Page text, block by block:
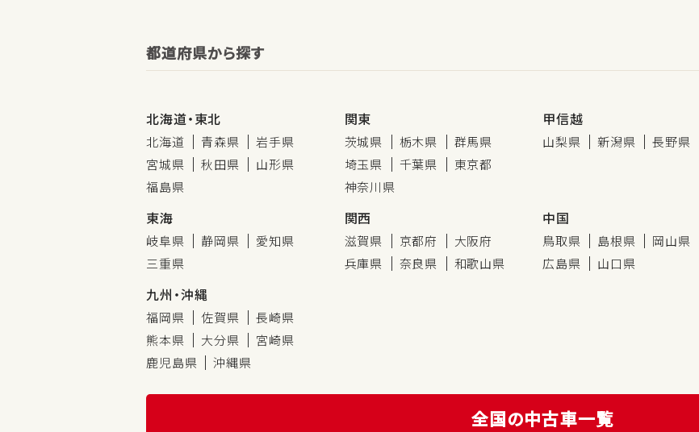
都道府県から探す
北海道・東北
北海道 青森県
岩手県
宮城県
秋田県
山形県
福島県
関東
茨城県 栃木県
群馬県
埼玉県
千葉県
東京都
神奈川県
甲信越
山梨県 新潟県 長野県
東海
岐阜県 静岡県
愛知県
三重県
関西
滋賀県 京都府
大阪府
兵庫県
奈良県 和歌山県
中国
鳥取県 島根県
岡山県
広島県
山口県
九州・沖縄
福岡県 佐賀県
長崎県
熊本県
大分県
宮崎県
鹿児島県
沖縄県
全国の中古車一覧